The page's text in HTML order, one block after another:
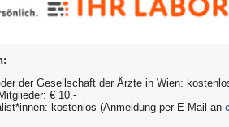
der Gesellschaft der Ärzte in Wien:
€ 10,-
kostenlos (Anmeldung per E-Mail an